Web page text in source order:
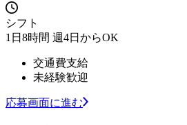
シフト
1日8時間 週4日からOK
交通費支給
未経験歓迎
応募画面に進む